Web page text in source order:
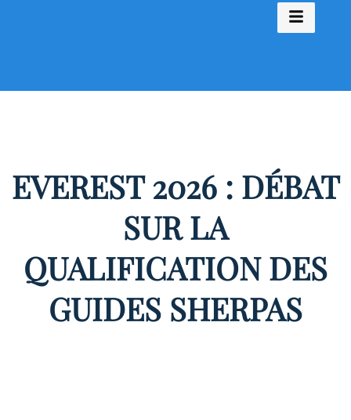
EVEREST 2026 : DÉBAT
SUR LA
QUALIFICATION DES
GUIDES SHERPAS